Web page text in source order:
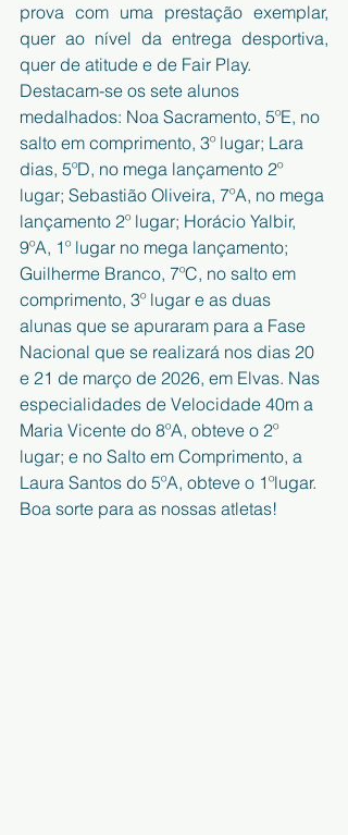
prova com uma prestação exemplar,
quer ao nível da entrega desportiva,
quer de atitude e de Fair Play.
Destacam-se os sete alunos
medalhados: Noa Sacramento, 5ºE, no
salto em comprimento, 3º lugar; Lara
dias, 5ºD, no mega lançamento 2º
lugar; Sebastião Oliveira, 7ºA, no mega
lançamento 2º lugar; Horácio Yalbir,
9ºA, 1º lugar no mega lançamento;
Guilherme Branco, 7ºC, no salto em
comprimento, 3º lugar e as duas
alunas que se apuraram para a Fase
Nacional que se realizará nos dias 20
e 21 de março de 2026, em Elvas. Nas
especialidades de Velocidade 40m a
Maria Vicente do 8ºA, obteve o 2º
lugar; e no Salto em Comprimento, a
Laura Santos do 5ºA, obteve o 1ºlugar.
Boa sorte para as nossas atletas!